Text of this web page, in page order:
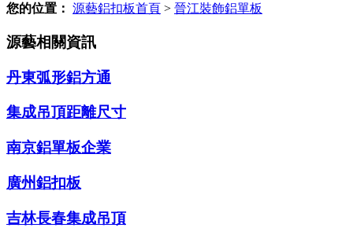
您的位置： 源藝鋁扣板首頁 > 晉江裝飾鋁單板
源藝相關資訊
丹東弧形鋁方通
集成吊頂距離尺寸
南京鋁單板企業
廣州鋁扣板
吉林長春集成吊頂